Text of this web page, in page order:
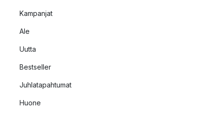
Kampanjat
Ale
Uutta
Bestseller
Juhlatapahtumat
Huone